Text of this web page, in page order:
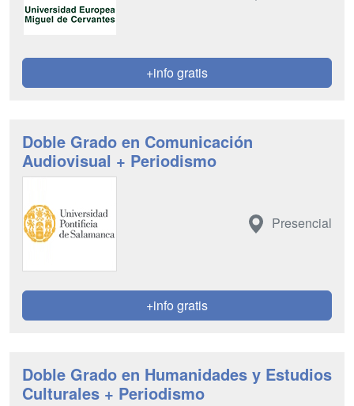
+info gratis
Doble Grado en Comunicación
Audiovisual + Periodismo
Presencial
+info gratis
Doble Grado en Humanidades y Estudios
Culturales + Periodismo